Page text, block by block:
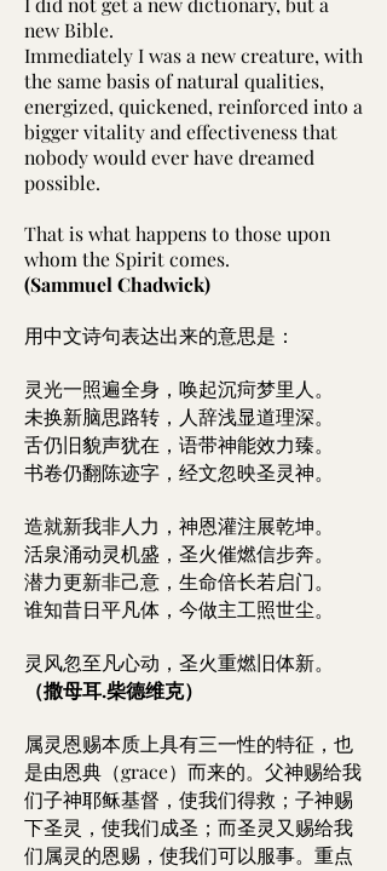
new Bible.
Immediately I was a new creature, with
the same basis of natural qualities,
energized, quickened, reinforced into a
bigger vitality and effectiveness that
nobody would ever have dreamed
possible.
That is what happens to those upon
whom the Spirit comes.
(Sammuel Chadwick)
用中文诗句表达出来的意思是：
灵光一照遍全身，唤起沉疴梦里人。
未换新脑思路转，人辞浅显道理深。
舌仍旧貌声犹在，语带神能效力臻。
书卷仍翻陈迹字，经文忽映圣灵神。
造就新我非人力，神恩灌注展乾坤。
活泉涌动灵机盛，圣火催燃信步奔。
潜力更新非己意，生命倍长若启门。
谁知昔日平凡体，今做主工照世尘。
灵风忽至凡心动，圣火重燃旧体新。
（撒母耳.柴德维克）
属灵恩赐本质上具有三一性的特征，也
是由恩典（grace）而来的。父神赐给我
们子神耶稣基督，使我们得救；子神赐
下圣灵，使我们成圣；而圣灵又赐给我
们属灵的恩赐，使我们可以服事。重点